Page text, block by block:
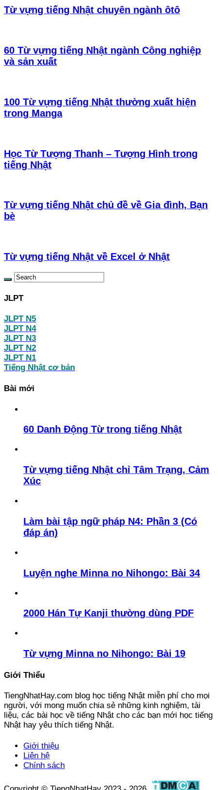
Từ vựng tiếng Nhật chuyên ngành ôtô
60 Từ vựng tiếng Nhật ngành Công nghiệp
và sản xuất
100 Từ vựng tiếng Nhật thường xuất hiện
trong Manga
Học Từ Tượng Thanh – Tượng Hình trong
tiếng Nhật
Từ vựng tiếng Nhật chủ đề về Gia đình, Bạn
bè
Từ vựng tiếng Nhật về Excel ở Nhật
JLPT
JLPT N5
JLPT N4
JLPT N3
JLPT N2
JLPT N1
Tiếng Nhật cơ bản
Bài mới
60 Danh Động Từ trong tiếng Nhật
Từ vựng tiếng Nhật chỉ Tâm Trạng, Cảm
Xúc
Làm bài tập ngữ pháp N4: Phần 3 (Có
đáp án)
Luyện nghe Minna no Nihongo: Bài 34
2000 Hán Tự Kanji thường dùng PDF
Từ vựng Minna no Nihongo: Bài 19
Giới Thiểu
TiengNhatHay.com blog học tiếng Nhật miễn phí cho mọi
người, với mong muốn chia sẻ những kinh nghiệm, tài
liệu, các bài học về tiếng Nhật cho các bạn mới học tiếng
Nhật hay yêu thích tiếng Nhật.
Giới thiệu
Liên hệ
Chính sách